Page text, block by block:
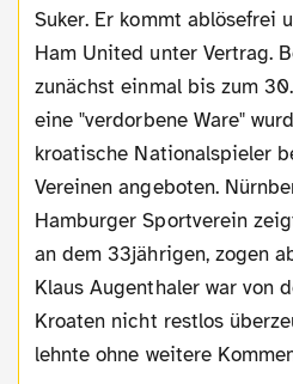
Suker. Er kommt ablösefrei
Ham United unter Vertrag.
zunächst einmal bis zum
eine "verdorbene Ware"
kroatische Nationalspieler
Vereinen angeboten.
Hamburger Sportverein
an dem 33jährigen, zogen
Klaus Augenthaler war von
Kroaten nicht restlos
lehnte ohne weitere